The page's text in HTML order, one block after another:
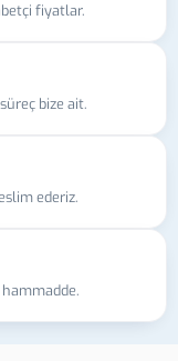
fiyatlar.
bize ait.
ederiz.